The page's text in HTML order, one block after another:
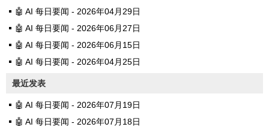
🤖 AI 每日要闻 - 2026年04月29日
🤖 AI 每日要闻 - 2026年06月27日
🤖 AI 每日要闻 - 2026年06月15日
🤖 AI 每日要闻 - 2026年04月25日
最近发表
🤖 AI 每日要闻 - 2026年07月19日
🤖 AI 每日要闻 - 2026年07月18日